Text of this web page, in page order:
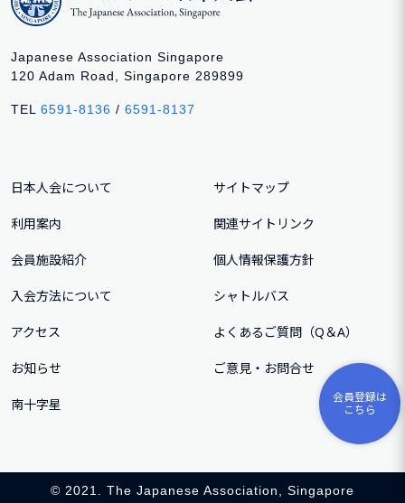
会員登録は
こちら
Japanese Association Singapore
120 Adam Road, Singapore 289899
TEL 6591-8136 / 6591-8137
日本人会について
利用案内
会員施設紹介
入会方法について
アクセス
お知らせ
南十字星
サイトマップ
関連サイトリンク
個人情報保護方針
シャトルバス
よくあるご質問（Q＆A）
ご意⾒・お問合せ
© 2021. The Japanese Association, Singapore